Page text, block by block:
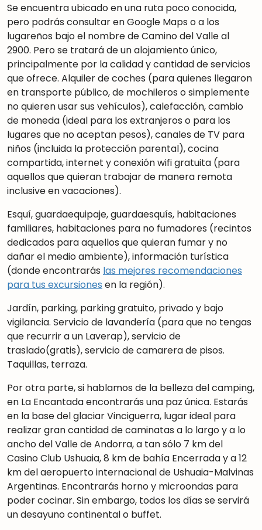
Se encuentra ubicado en una ruta poco conocida,
pero podrás consultar en Google Maps o a los
lugareños bajo el nombre de Camino del Valle al
2900. Pero se tratará de un alojamiento único,
principalmente por la calidad y cantidad de servicios
que ofrece. Alquiler de coches (para quienes llegaron
en transporte público, de mochileros o simplemente
no quieren usar sus vehículos), calefacción, cambio
de moneda (ideal para los extranjeros o para los
lugares que no aceptan pesos), canales de TV para
niños (incluida la protección parental), cocina
compartida, internet y conexión wifi gratuita (para
aquellos que quieran trabajar de manera remota
inclusive en vacaciones).
Esquí, guardaequipaje, guardaesquís, habitaciones
familiares, habitaciones para no fumadores (recintos
dedicados para aquellos que quieran fumar y no
dañar el medio ambiente), información turística
(donde encontrarás las mejores recomendaciones
para tus excursiones en la región).
Jardín, parking, parking gratuito, privado y bajo
vigilancia. Servicio de lavandería (para que no tengas
que recurrir a un Laverap), servicio de
traslado(gratis), servicio de camarera de pisos.
Taquillas, terraza.
Por otra parte, si hablamos de la belleza del camping,
en La Encantada encontrarás una paz única. Estarás
en la base del glaciar Vinciguerra, lugar ideal para
realizar gran cantidad de caminatas a lo largo y a lo
ancho del Valle de Andorra, a tan sólo 7 km del
Casino Club Ushuaia, 8 km de bahía Encerrada y a 12
km del aeropuerto internacional de Ushuaia-Malvinas
Argentinas. Encontrarás horno y microondas para
poder cocinar. Sin embargo, todos los días se servirá
un desayuno continental o buffet.